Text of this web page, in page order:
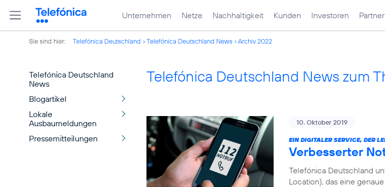
Unternehmen Netze Nachhaltigkeit Kunden Investoren Partner
Sie sind hier: Telefónica Deutschland Telefónica Deutschland News Archiv 2022
Telefónica Deutschland
News
Blogartikel
Lokale
Ausbaumeldungen
Pressemitteilungen
Telefónica Deutschland News zum
10. Oktober 2019
EIN DIGITALER SERVICE, DER
Verbesserter
Telefónica Deutschland
Location), das eine